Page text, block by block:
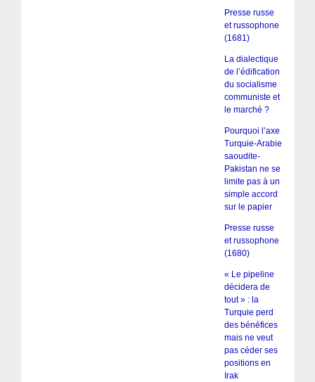
Presse russe
et russophone
(1681)
La dialectique
de l’édification
du socialisme
communiste et
le marché ?
Pourquoi l’axe
Turquie-Arabie
saoudite-
Pakistan ne se
limite pas à un
simple accord
sur le papier
Presse russe
et russophone
(1680)
« Le pipeline
décidera de
tout » : la
Turquie perd
des bénéfices
mais ne veut
pas céder ses
positions en
Irak